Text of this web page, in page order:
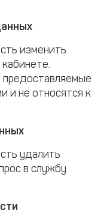
изменить
предоставляемые
и не относятся к
удалить
в службу